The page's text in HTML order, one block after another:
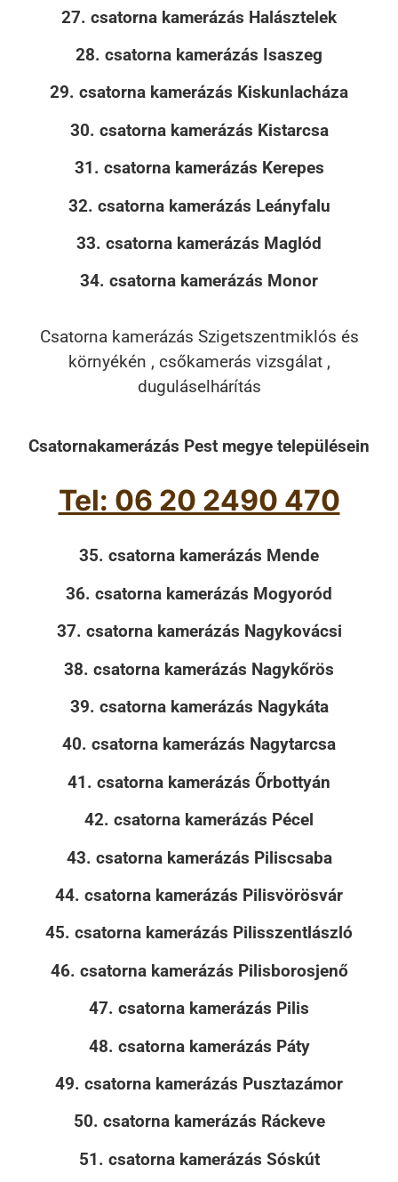
27. csatorna kamerázás Halásztelek
28. csatorna kamerázás Isaszeg
29. csatorna kamerázás Kiskunlacháza
30. csatorna kamerázás Kistarcsa
31. csatorna kamerázás Kerepes
32. csatorna kamerázás Leányfalu
33. csatorna kamerázás Maglód
34. csatorna kamerázás Monor
Csatorna kamerázás Szigetszentmiklós és
környékén , csőkamerás vizsgálat ,
duguláselhárítás
Csatornakamerázás Pest megye településein
Tel: 06 20 2490 470
35. csatorna kamerázás Mende
36. csatorna kamerázás Mogyoród
37. csatorna kamerázás Nagykovácsi
38. csatorna kamerázás Nagykőrös
39. csatorna kamerázás Nagykáta
40. csatorna kamerázás Nagytarcsa
41. csatorna kamerázás Őrbottyán
42. csatorna kamerázás Pécel
43. csatorna kamerázás Piliscsaba
44. csatorna kamerázás Pilisvörösvár
45. csatorna kamerázás Pilisszentlászló
46. csatorna kamerázás Pilisborosjenő
47. csatorna kamerázás Pilis
48. csatorna kamerázás Páty
49. csatorna kamerázás Pusztazámor
50. csatorna kamerázás Ráckeve
51. csatorna kamerázás Sóskút